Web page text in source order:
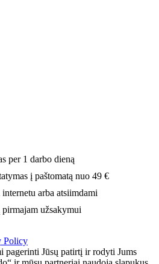
per 1 darbo dieną
į paštomatą nuo 49 €
arba atsiimdami
užsakymui
Policy
pagerinti Jūsų patirtį ir rodyti Jums